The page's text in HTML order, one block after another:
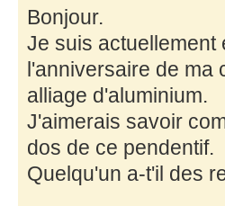
Bonjour.
Je suis actuellement
l'anniversaire de ma
alliage d'aluminium.
J'aimerais savoir
dos de ce pendentif.
Quelqu'un a-t'il des